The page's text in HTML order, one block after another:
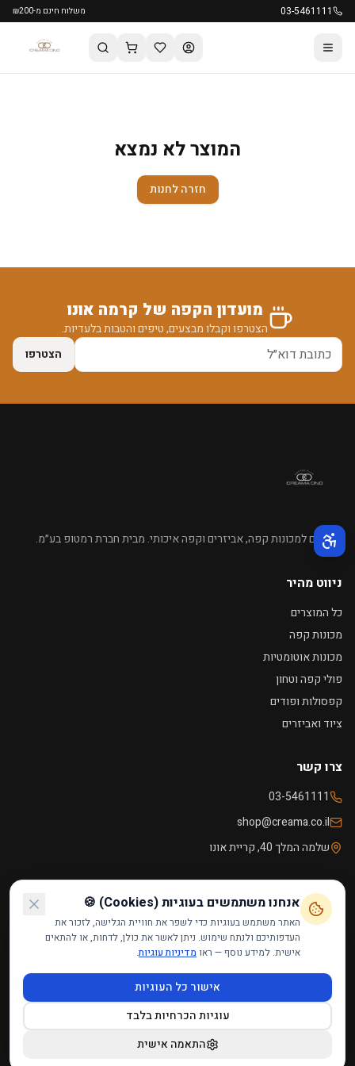
03-5461111 משלוח חינם מ-₪200
המוצר לא נמצא
חזרה לחנות
מועדון הקפה של קרמה אונו
הצטרפו וקבלו מבצעים, טיפים והטבות בלעדיות.
הצטרפו
מומחים למכונות קפה, אביזרים וקפה איכותי. מבית חברת רמטופ בע״מ.
ניווט מהיר
כל המוצרים
מכונות קפה
מכונות אוטומטיות
פולי קפה וטחון
קפסולות ופודים
ציוד ואביזרים
צרו קשר
03-5461111
shop@creama.co.il
שלמה המלך 40, קריית אונו
שעות פעילות
ראשון - חמישי
09:00 - 18:00
09:00 - 14:00
קרמה אונו — מבית רמטופ בע״מ. כל הזכויות שמורות.
תפריט נגישות פעיל
אנחנו משתמשים בעוגיות (Cookies) 🍪
האתר משתמש בעוגיות כדי לשפר את חוויית הגלישה, לזכור את
העדפותיכם ולנתח שימוש. ניתן לאשר את כולן, לדחות, או להתאים
אישית. למידע נוסף — ראו מדיניות עוגיות.
אישור כל העוגיות
עוגיות הכרחיות בלבד
התאמה אישית